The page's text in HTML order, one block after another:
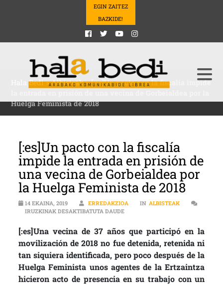
EGIN ZAITEZ
BAZKIDE!
Hala Bedi>Albisteak>[:es]Un pacto con la fiscalía impide
Huelga Feminista de 2018
[:es]Un pacto con la fiscalía
impide la entrada en prisión de
una vecina de Gorbeialdea por
la Huelga Feminista de 2018
14 EKAINA, 2019 ERREDAKZIOA IN ALBISTEAK
IRUZKINAK DESAKTIBATUTA DAUDE[:ES]UN PACTO CON LA FISCALÍA
[:es]Una vecina de 37 años que participó en la
movilización de 2018 no fue detenida, retenida ni
tan siquiera identificada, pero poco después de la
Huelga Feminista unos agentes de la Ertzaintza
hicieron acto de presencia en su trabajo con un